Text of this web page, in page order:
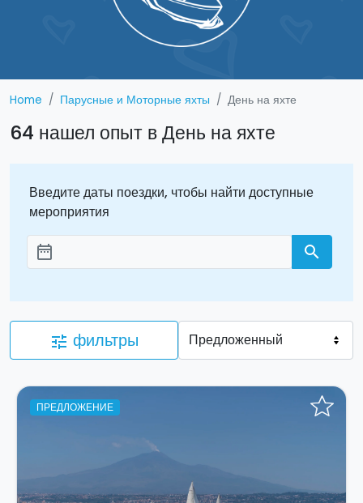
Home Парусные и Моторные яхты День на яхте
64 нашел опыт в День на яхте
Введите даты поездки, чтобы найти доступные
мероприятия
Aggiungi le date
date_range search
tune фильтры
ПРЕДЛОЖЕНИЕ